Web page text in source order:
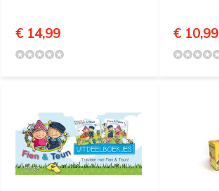
€ 14,99 € 10,99